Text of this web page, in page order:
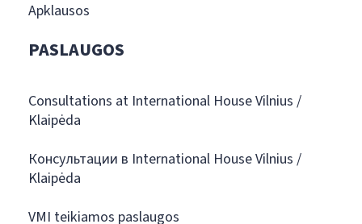
Apklausos
PASLAUGOS
Consultations at International House Vilnius /
Klaipėda
Консультации в International House Vilnius /
Klaipėda
VMI teikiamos paslaugos